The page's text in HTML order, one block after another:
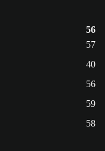
56
57
40
56
59
58